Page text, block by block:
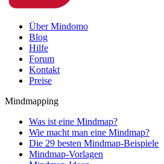
Über Mindomo
Blog
Hilfe
Forum
Kontakt
Preise
Mindmapping
Was ist eine Mindmap?
Wie macht man eine Mindmap?
Die 29 besten Mindmap-Beispiele
Mindmap-Vorlagen